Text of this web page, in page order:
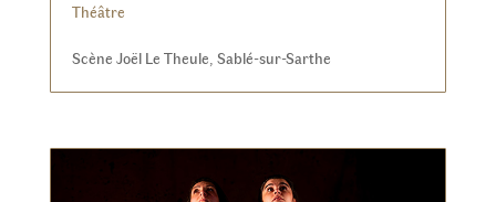
Théâtre
Scène Joël Le Theule, Sablé-sur-Sarthe
Tél. : 02 43 62 22 22
contact@lentracte-sable.fr